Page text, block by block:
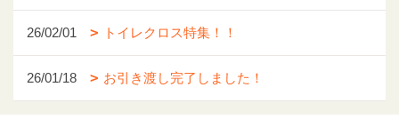
26/02/01 トイレクロス特集！！
26/01/18 お引き渡し完了しました！